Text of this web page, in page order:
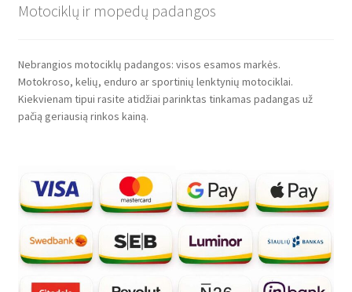
Motociklų ir mopedų padangos
Nebrangios motociklų padangos: visos esamos markės.
Motokroso, kelių, enduro ar sportinių lenktynių motociklai.
Kiekvienam tipui rasite atidžiai parinktas tinkamas padangas už
pačią geriausią rinkos kainą.